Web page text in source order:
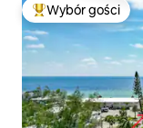
Wybór gości